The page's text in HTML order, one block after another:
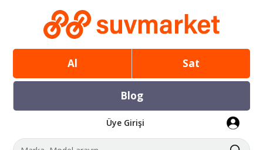
Al Sat
Blog
Üye Girişi